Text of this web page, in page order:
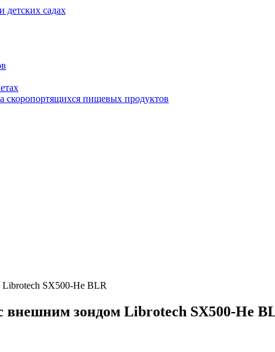
детских садах
скоропортящихся пищевых продуктов
SX500-He BLR
внешним зондом Librotech SX500-He